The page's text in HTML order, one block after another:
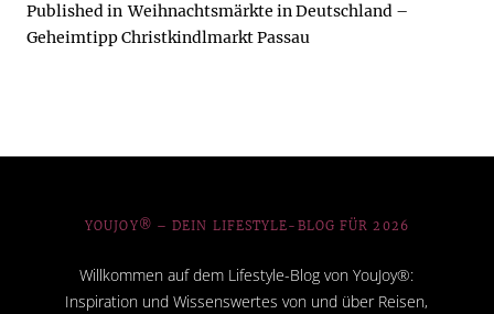
Published in Weihnachtsmärkte in Deutschland –
Geheimtipp Christkindlmarkt Passau
YOUJOY® – DEIN LIFESTYLE-BLOG FÜR 2026
Willkommen auf dem Lifestyle-Blog von YouJoy®:
Inspiration und Wissenswertes von und über Reisen,